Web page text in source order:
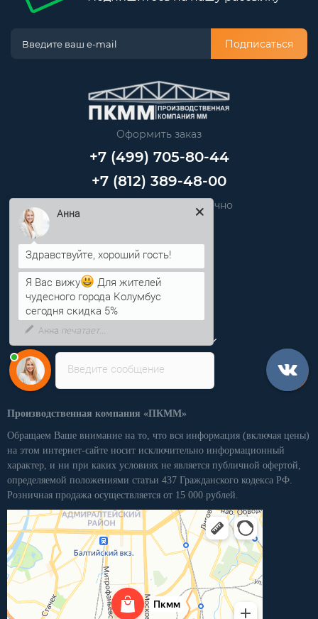
Подписаться
Оформить заказ
+7 (499) 705-80-44
+7 (812) 389-48-00
Звоните нам круглосуточно
Информация
Производственная компания «ПКММ»
Обращаем Ваше внимание на то, что вся информация (включая цены)
на этом интернет-сайте носит исключительно информационный
характер, и ни при каких условиях не является публичной офертой,
определяемой положениями статьи 437 Гражданского кодекса РФ.
Розничная продажа осуществляется от 15 000 рублей.
Введите сообщение
Здравствуйте, хороший гость!
Я Вас вижу
Для жителей
чудесного города Колумбус
сегодня скидка 5%